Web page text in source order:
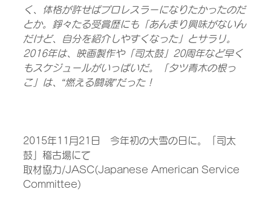
く、体格が許せばプロレスラーになりたかったのだ
とか。錚々たる受賞歴にも「あんまり興味がないん
だけど、自分を紹介しやすくなった」とサラリ。
2016年は、映画製作や「司太鼓」20周年など早く
もスケジュールがいっぱいだ。「タツ青木の根っ
こ」は、“燃える闘魂”だった！
2015年11月21日　今年初の大雪の日に。「司太
鼓」稽古場にて
取材協力/JASC(Japanese American Service
Committee)